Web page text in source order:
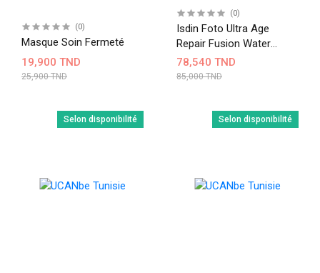
(0)
Masque Soin Fermeté
19,900 TND
25,900 TND
(0)
Isdin Foto Ultra Age
Repair Fusion Water
Spf50
78,540 TND
85,000 TND
Selon disponibilité Selon disponibilité